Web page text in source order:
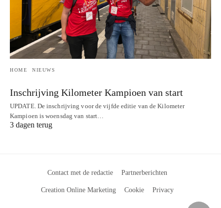
HOME NIEUWS
Inschrijving Kilometer Kampioen van start
UPDATE. De inschrijving voor de vijfde editie van de Kilometer
Kampioen is woensdag van start…
3 dagen terug
Contact met de redactie Partnerberichten
Creation Online Marketing Cookie Privacy